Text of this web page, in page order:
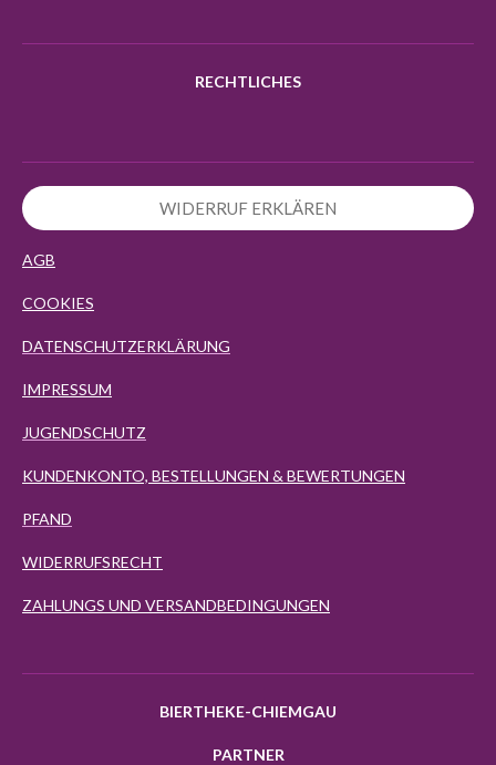
RECHTLICHES
WIDERRUF ERKLÄREN
AGB
COOKIES
DATENSCHUTZERKLÄRUNG
IMPRESSUM
JUGENDSCHUTZ
KUNDENKONTO, BESTELLUNGEN & BEWERTUNGEN
PFAND
WIDERRUFSRECHT
ZAHLUNGS UND VERSANDBEDINGUNGEN
BIERTHEKE-CHIEMGAU
PARTNER